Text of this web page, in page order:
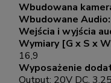
Wbudowana
Wbudowane Audio:
Wejścia i wyjścia
Wymiary [G x S x
16,9
Wyposażenie
Output: 20V DC,